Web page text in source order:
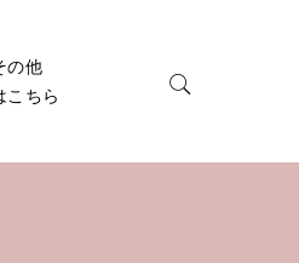
の他
こちら